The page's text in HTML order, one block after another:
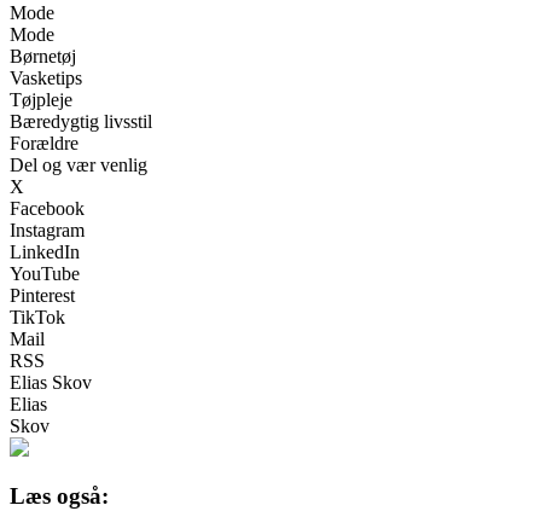
Mode
Mode
Børnetøj
Vasketips
Tøjpleje
Bæredygtig livsstil
Forældre
Del og vær venlig
X
Facebook
Instagram
LinkedIn
YouTube
Pinterest
TikTok
Mail
RSS
Elias Skov
Elias
Skov
Læs også: